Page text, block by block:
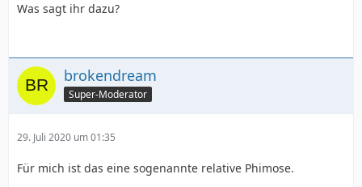
Was sagt ihr dazu?
brokendream
Super-Moderator
29. Juli 2020 um 01:35
Für mich ist das eine sogenannte relative Phimose.